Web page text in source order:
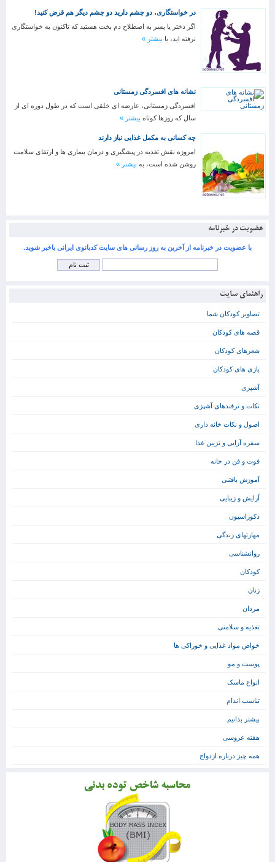
در خواستگاری، دو چشم دارید دو چشم دیگر هم قرض کنید!
اگر دختر یا پسر به اصطلاح دم بخت هستید که تاکنون به خواستگاری
نرفته اید، یا بیشتر »
نشانه های افسردگی زمستانی
افسردگی زمستانی، عارضه ای خلقی است که در طول دوره ای از
سال که روزها کوتاه بیشتر »
چه کسانی به مکمل غذایی نیاز دارند
امروزه نقش تغذیه در پیشگیری و درمان بیماری ها و ارتقای سلامت
روشن شده است، به بیشتر »
عضویت در خبرنامه
با عضویت در خبرنامه از آخرین به روز رسانی های سایت کدبانوی ایرانی باخبر شوید.
راهنمای سایت
تصاویر کودکان شما
قصه های کودکان
شعرهای کودکان
بازی های کودکان
آشپزی
نکات و ترفندهای آشپزی
اصول و نکات خانه داری
سفره آرایی و تزیین غذا
فوت و فن در خانه
آموزش بافتنی
آرایش و زیبایی
دکوراسیون
مهارتهای زندگی
روانشناسی
کودکان
زنان
مردان
تغذیه و سلامتی
خواص مواد غذایی و خوراکی ها
پوست و مو
انواع ماسک
تناسب اندام
بیشتر بدانیم
هفته عروسی
همه چیز درباره ازدواج